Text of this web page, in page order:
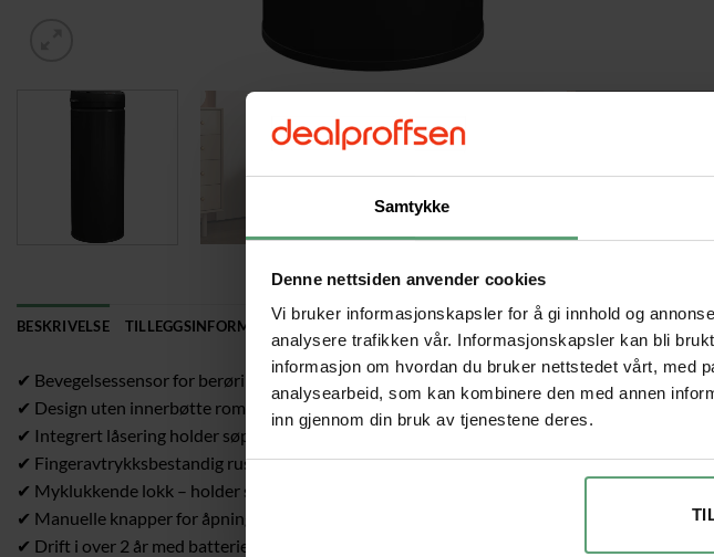
Samtykke
Denne nettsiden anvender cookies
Vi bruker informasjonskapsler for å gi innhold og
analysere trafikken vår. Informasjonskapsler kan bli
informasjon om hvordan du bruker nettstedet vårt, med
analysearbeid, som kan kombinere den med annen
inn gjennom din bruk av tjenestene deres.
BESKRIVELSE TILLEGGSINFORMASJON
✔ Bevegelsessensor for berøringsfri åpning – hygienisk og praktisk bruk
✔ Design uten innerbøtte rommer mer avfall og gjør rengjøring enklere
✔ Integrert låsering holder søppelposen sikkert på plass
✔ Fingeravtrykksbestandig rustfritt stål – holdbart og lett å rengjøre
✔ Myklukkende lokk – holder seg åpent i 5 sekunder og lukkes stille
✔ Manuelle knapper for åpning/lukking gir ekstra kontroll
✔ Drift i over 2 år med batterier – økonomisk og praktisk